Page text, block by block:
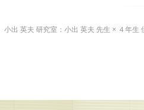
小出 英夫 研究室：小出 英夫 先生 × ４年生